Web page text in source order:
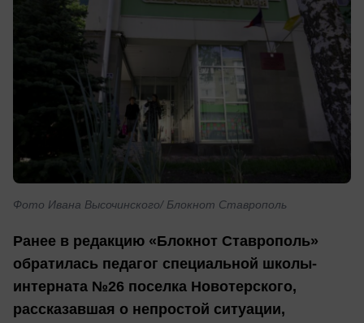
Фото Ивана Высочинского/ Блокнот Ставрополь
Ранее в редакцию «Блокнот Ставрополь»
обратилась педагог специальной школы-
интерната №26 поселка Новотерского,
рассказавшая о непростой ситуации,